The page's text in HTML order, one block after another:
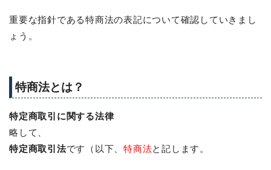
重要な指針である特商法の表記について確認していきまし
ょう。
特商法とは？
特定商取引に関する法律
略して、
特定商取引法です（以下、特商法と記します。